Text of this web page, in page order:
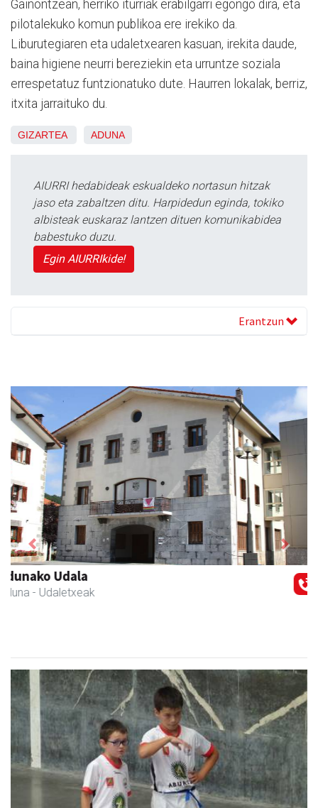
Gainontzean, herriko iturriak erabilgarri egongo dira, eta
pilotalekuko komun publikoa ere irekiko da.
Liburutegiaren eta udaletxearen kasuan, irekita daude,
baina higiene neurri bereziekin eta urruntze soziala
errespetatuz funtzionatuko dute. Haurren lokalak, berriz,
itxita jarraituko du.
GIZARTEA ADUNA
AIURRI hedabideak eskualdeko nortasun hitzak
jaso eta zabaltzen ditu. Harpidedun eginda, tokiko
albisteak euskaraz lantzen dituen komunikabidea
babestuko duzu.
Egin AIURRIkide!
Erantzun
Karrika auto konponketa
Andoain - Auto konponketak
Previous Next